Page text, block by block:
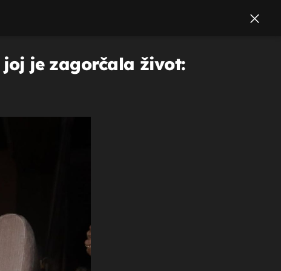
je zagorčala život: